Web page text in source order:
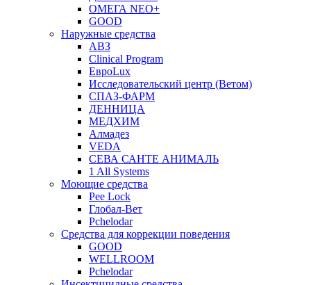
ОМЕГА NEO+
GOOD
Наружные средства
АВЗ
Clinical Program
ЕвроLux
Исследовательский центр (Ветом)
СПАЗ-ФАРМ
ДЕННИЦА
МЕДХИМ
Алмадез
VEDA
СЕВА САНТЕ АНИМАЛЬ
1 All Systems
Моющие средства
Pee Lock
Глобал-Вет
Pchelodar
Средства для коррекции поведения
GOOD
WELLROOM
Pchelodar